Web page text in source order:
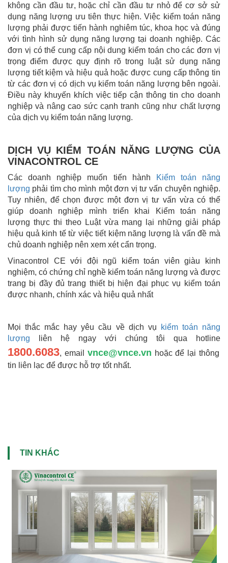
không cần đầu tư, hoặc chỉ cần đầu tư nhỏ để cơ sở sử
dụng năng lượng ưu tiên thực hiện. Việc kiểm toán năng
lượng phải được tiến hành nghiêm túc, khoa học và đúng
với tình hình sử dụng năng lượng tại doanh nghiệp. Các
đơn vị có thể cung cấp nội dung kiểm toán cho các đơn vị
trọng điểm được quy định rõ trong luật sử dụng năng
lượng tiết kiệm và hiệu quả hoặc được cung cấp thông tin
từ các đơn vị có dịch vụ kiểm toán năng lượng bên ngoài.
Điều này khuyến khích việc tiếp cận thông tin cho doanh
nghiệp và nâng cao sức cạnh tranh cũng như chất lượng
của dịch vụ kiểm toán năng lượng.
DỊCH VỤ KIỂM TOÁN NĂNG LƯỢNG CỦA
VINACONTROL CE
Các doanh nghiệp muốn tiến hành Kiểm toán năng
lượng phải tìm cho mình một đơn vị tư vấn chuyên nghiệp.
Tuy nhiên, để chọn được một đơn vị tư vấn vừa có thể
giúp doanh nghiệp mình triển khai Kiểm toán năng
lượng thực thi theo Luật vừa mang lại những giải pháp
hiệu quả kinh tế từ việc tiết kiệm năng lượng là vấn đề mà
chủ doanh nghiệp nên xem xét cẩn trọng.
Vinacontrol CE với đội ngũ kiểm toán viên giàu kinh
nghiệm, có chứng chỉ nghề kiểm toán năng lượng và được
trang bị đầy đủ trang thiết bị hiện đại phục vụ kiểm toán
được nhanh, chính xác và hiệu quả nhất
Mọi thắc mắc hay yêu cầu về dịch vụ
kiểm toán năng
lượng liên hệ ngay với chúng tôi qua hotline
1800.6083, email vnce@vnce.vn hoặc để lại thông
tin liên lạc để được hỗ trợ tốt nhất.
TIN KHÁC